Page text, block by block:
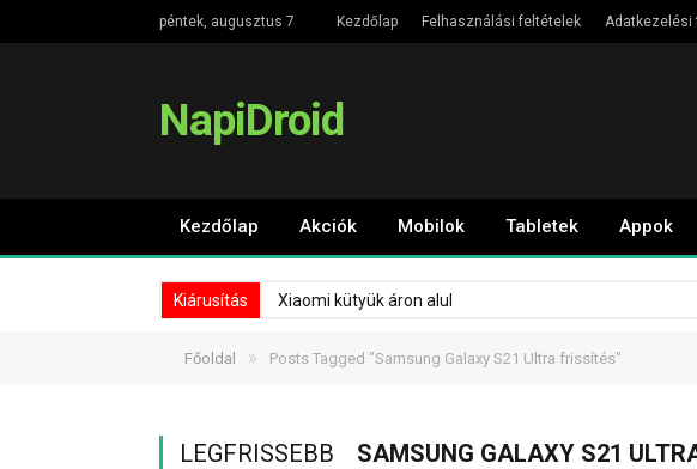
péntek, augusztus 7 Kezdőlap Felhasználási feltételek Adatkezelési
NapiDroid
Kezdőlap Akciók Mobilok Tabletek Appok
Kiárusítás Xiaomi kütyük áron alul
Főoldal » Posts Tagged "Samsung Galaxy S21 Ultra frissítés"
LEGFRISSEBB SAMSUNG GALAXY S21